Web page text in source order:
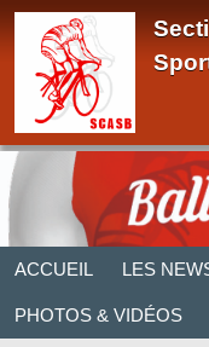
ACCUEIL LES
PHOTOS & VIDÉOS
Panneau de gestion des